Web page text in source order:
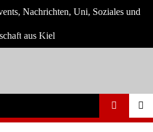
Nachrichten, Uni, Soziales und
aus Kiel
aus Kiel und